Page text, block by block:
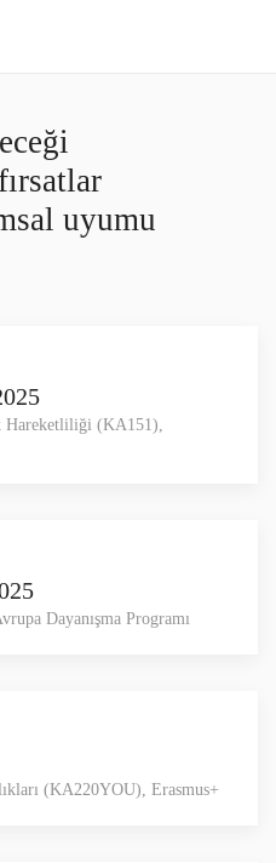
uyumu
(KA151),
Dayanışma Programı
(KA220YOU), Erasmus+